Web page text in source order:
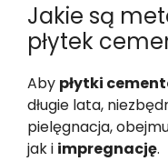
Jakie są
płytek
Aby płytki
długie lata,
pielęgnacja,
jak i impregnację.